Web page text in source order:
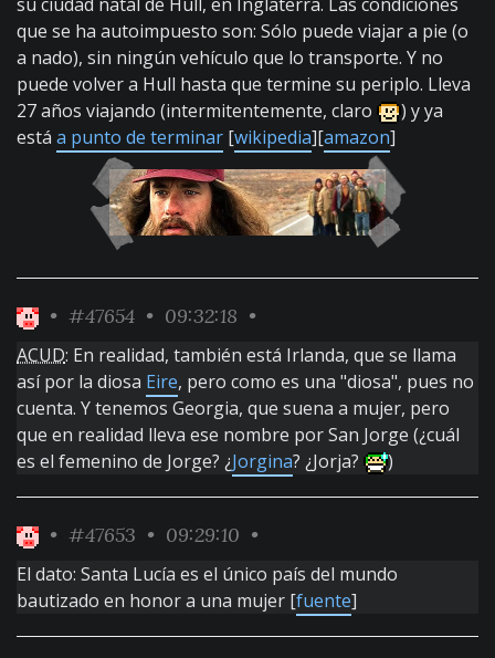
que se ha autoimpuesto son: Sólo puede viajar a pie (o
a nado), sin ningún vehículo que lo transporte. Y no
puede volver a Hull hasta que termine su periplo. Lleva
27 años viajando (intermitentemente, claro
) y ya
está a punto de terminar [wikipedia][amazon]
• #47654 • 09:32:18 •
ACUD: En realidad, también está Irlanda, que se llama
así por la diosa Eire, pero como es una "diosa", pues no
cuenta. Y tenemos Georgia, que suena a mujer, pero
que en realidad lleva ese nombre por San Jorge (¿cuál
es el femenino de Jorge? ¿Jorgina? ¿Jorja? )
• #47653 • 09:29:10 •
El dato: Santa Lucía es el único país del mundo
bautizado en honor a una mujer [fuente]